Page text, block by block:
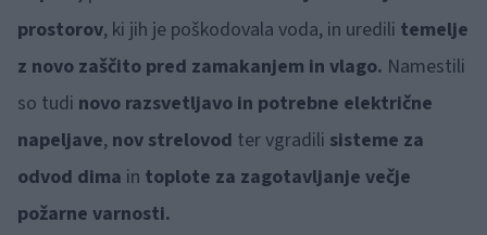
prostorov, ki jih je poškodovala voda, in uredili temelje
z novo zaščito pred zamakanjem in vlago. Namestili
so tudi novo razsvetljavo in potrebne električne
napeljave, nov strelovod ter vgradili sisteme za
odvod dima in toplote za zagotavljanje večje
požarne varnosti.